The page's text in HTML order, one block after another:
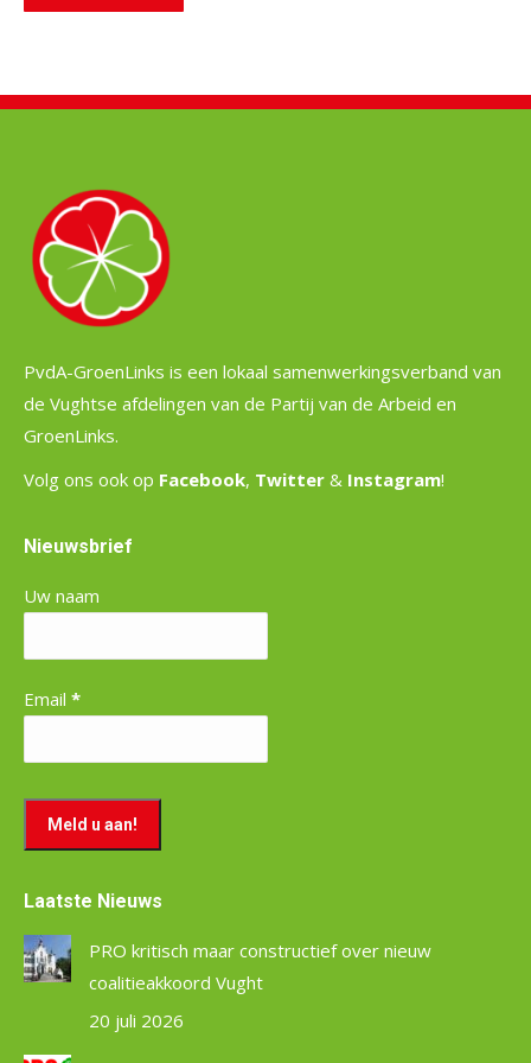
PvdA-GroenLinks is een lokaal samenwerkingsverband van
de Vughtse afdelingen van de Partij van de Arbeid en
GroenLinks.
Volg ons ook op Facebook, Twitter & Instagram!
Nieuwsbrief
Uw naam
Email *
Laatste Nieuws
PRO kritisch maar constructief over nieuw
coalitieakkoord Vught
20 juli 2026